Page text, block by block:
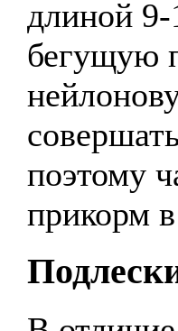
длиной 9-
бегущую
поэтому
прикорм